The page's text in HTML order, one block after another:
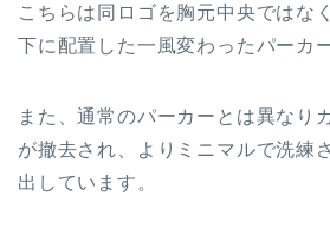
こちらは同ロゴを胸元中央ではな
下に配置した一風変わったパーカ
また、通常のパーカーとは異なり
が撤去され、よりミニマルで洗練
出しています。